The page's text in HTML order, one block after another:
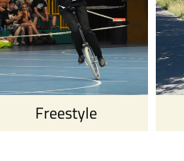
Freestyle